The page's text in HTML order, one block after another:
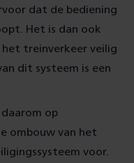
dat de bediening
Het is dan ook
treinverkeer veilig
dit systeem is een
daarom op
ombouw van het
voor.